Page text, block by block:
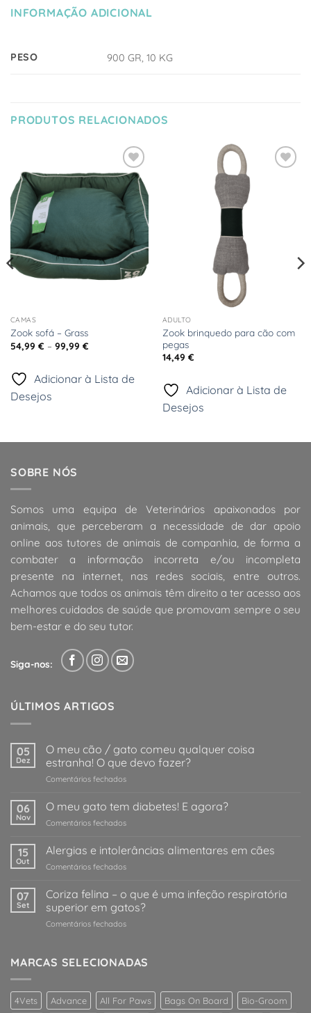
INFORMAÇÃO ADICIONAL
PESO 900 GR, 10 KG
PRODUTOS RELACIONADOS
Adicionar
à Lista
de
Desejos
CAMAS
Zook sofá – Grass
54,99 € – 99,99 €Price
99,99 €
Adicionar à Lista de
Desejos
ADULTO
Zook brinquedo para cão com
pegas
14,49 €
Adicionar à Lista de
Desejos
SOBRE NÓS
Somos uma equipa de Veterinários apaixonados por
animais, que perceberam a necessidade de dar apoio
online aos tutores de animais de companhia, de forma a
combater a informação incorreta e/ou incompleta
presente na internet, nas redes sociais, entre outros.
Achamos que todos os animais têm direito a ter acesso aos
melhores cuidados de saúde que promovam sempre o seu
bem-estar e do seu tutor.
Siga-nos:
ÚLTIMOS ARTIGOS
05
Dez
O meu cão / gato comeu qualquer coisa
estranha! O que devo fazer?
Comentários fechadosem
meu
cão
/
comeu
coisa
O
que
06
Nov
O meu gato tem diabetes! E agora?
Comentários fechadosem
meu
gato
tem
E
agora?
15
Out
Alergias e intolerâncias alimentares em cães
Comentários fechadosem
intolerâncias
alimentares
em
07
Set
Coriza felina – o que é uma infeção respiratória
superior em gatos?
Comentários fechadosem
–
é
uma
MARCAS SELECIONADAS
4Vets Advance All For Paws Bags On Board
Bio-Groom